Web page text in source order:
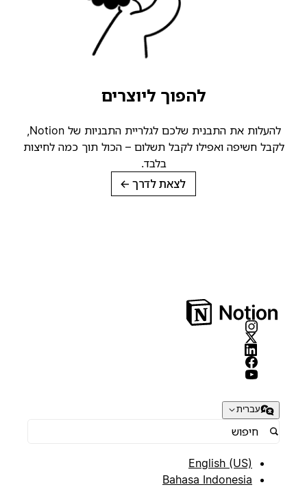
להפוך ליוצרים
להעלות את התבנית שלכם לגלריית התבניות של Notion,
לקבל חשיפה ואפילו לקבל תשלום – הכול תוך כמה לחיצות
בלבד.
לצאת לדרך→
עברית
English (US)
Bahasa Indonesia